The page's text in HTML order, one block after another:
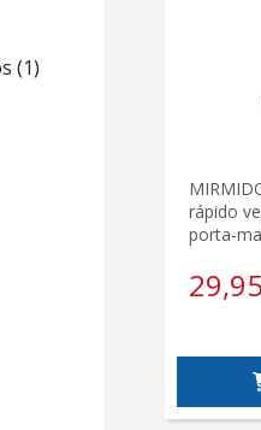
(1)
rápido
porta-
29,95